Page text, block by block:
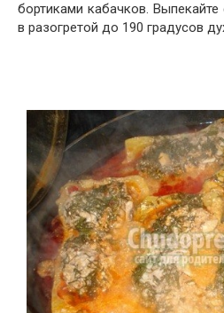
бортиками кабачков.
в разогретой до 190 градусов